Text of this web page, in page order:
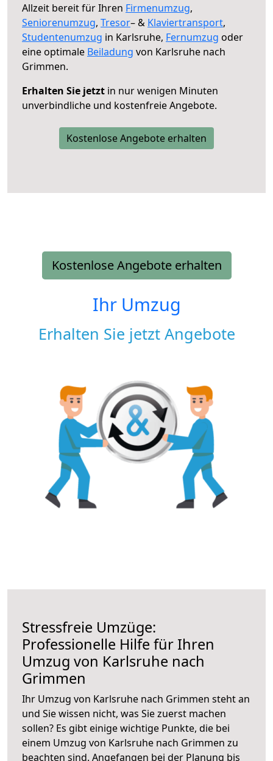
Allzeit bereit für Ihren Firmenumzug,
Seniorenumzug, Tresor– & Klaviertransport,
Studentenumzug in Karlsruhe, Fernumzug oder
eine optimale Beiladung von Karlsruhe nach
Grimmen.
Erhalten Sie jetzt in nur wenigen Minuten
unverbindliche und kostenfreie Angebote.
Kostenlose Angebote erhalten
Kostenlose Angebote erhalten
Ihr Umzug
Erhalten Sie jetzt Angebote
Stressfreie Umzüge:
Professionelle Hilfe für Ihren
Umzug von Karlsruhe nach
Grimmen
Ihr Umzug von Karlsruhe nach Grimmen steht an
und Sie wissen nicht, was Sie zuerst machen
sollen? Es gibt einige wichtige Punkte, die bei
einem Umzug von Karlsruhe nach Grimmen zu
beachten sind. Angefangen bei der Planung bis